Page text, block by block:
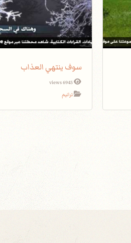
سوف ينتهي العذاب
6945 views
ترانيم